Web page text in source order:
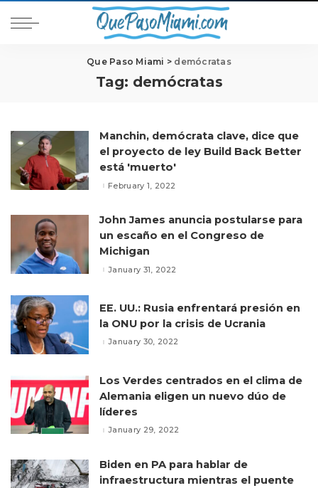
Que Paso Miami > demócratas
Tag: demócratas
Manchin, demócrata clave, dice que
el proyecto de ley Build Back Better
está 'muerto'
February 1, 2022
John James anuncia postularse para
un escaño en el Congreso de
Michigan
January 31, 2022
EE. UU.: Rusia enfrentará presión en
la ONU por la crisis de Ucrania
January 30, 2022
Los Verdes centrados en el clima de
Alemania eligen un nuevo dúo de
líderes
January 29, 2022
Biden en PA para hablar de
infraestructura mientras el puente